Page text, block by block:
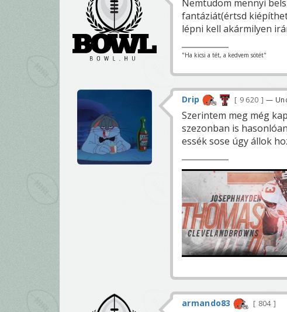
Nemtudom mennyi
fantáziát(értsd
lépni kell akármilyen
"Ha kicsi a tét, a kedvem sötét"
Drip 9 620 —
Szerintem meg még
szezonban is
essék sose úgy állok
armando83 804